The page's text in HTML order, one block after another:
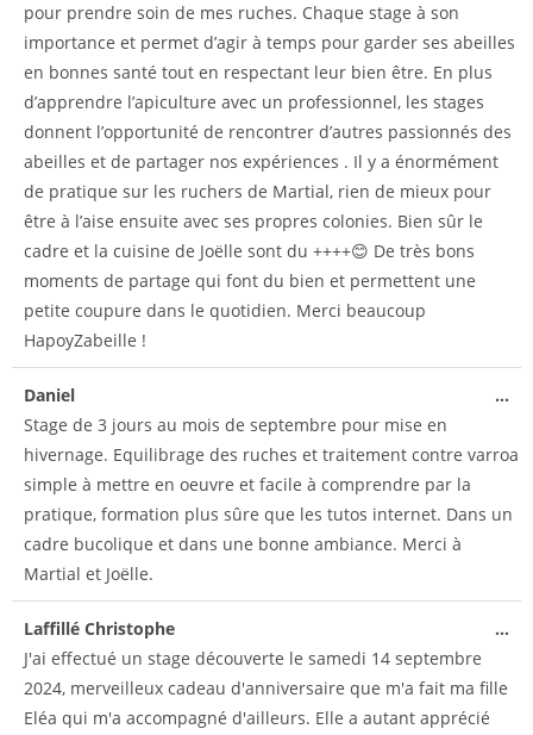
pour prendre soin de mes ruches. Chaque stage à son
importance et permet d’agir à temps pour garder ses abeilles
en bonnes santé tout en respectant leur bien être. En plus
d’apprendre l’apiculture avec un professionnel, les stages
donnent l’opportunité de rencontrer d’autres passionnés des
abeilles et de partager nos expériences . Il y a énormément
de pratique sur les ruchers de Martial, rien de mieux pour
être à l’aise ensuite avec ses propres colonies. Bien sûr le
cadre et la cuisine de Joëlle sont du ++++😊 De très bons
moments de partage qui font du bien et permettent une
petite coupure dans le quotidien. Merci beaucoup
HapoyZabeille !
Daniel
Stage de 3 jours au mois de septembre pour mise en
hivernage. Equilibrage des ruches et traitement contre varroa
simple à mettre en oeuvre et facile à comprendre par la
pratique, formation plus sûre que les tutos internet. Dans un
cadre bucolique et dans une bonne ambiance. Merci à
Martial et Joëlle.
...
Laffillé Christophe
J'ai effectué un stage découverte le samedi 14 septembre
2024, merveilleux cadeau d'anniversaire que m'a fait ma fille
Eléa qui m'a accompagné d'ailleurs. Elle a autant apprécié
...